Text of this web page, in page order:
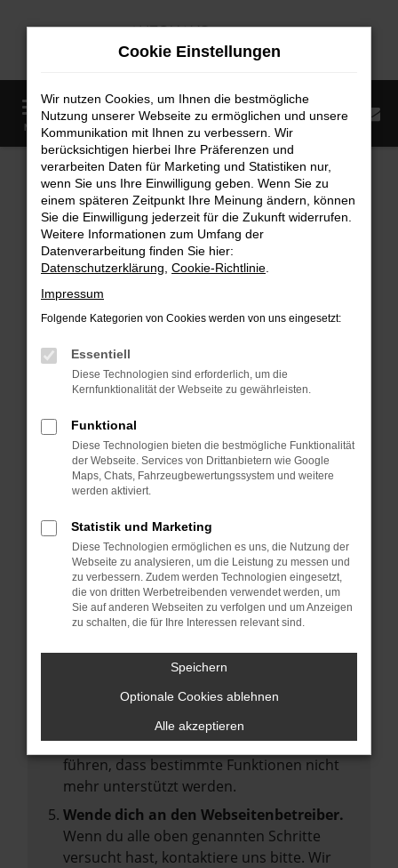
Zum
MENÜ
Startseite Fahrzeugangebote Fahrzeugmarkt
Fahrzeugmarkt
Fehler: Network Error
Beim Laden ist ein Fehler aufgetreten.
Hier sind ein paar Tipps, die dir helfen können:
Überprüfe deine Firewall und deine
Internetverbindung.
deine Suchmaschine?
Prüfe deine Browsererweiterungen.
Manche Erweiterungen, wie Werbeblocker,
können das Laden bestimmter Seiten
anderen Browser oder in einem privaten
Fenster?
Starte dein Gerät neu.
Das kann manchmal helfen,
vorübergehende Probleme zu beheben.
Stelle sicher, dass dein Browser und dein
Betriebssystem auf dem neuesten Stand
Veraltete Software birgt nicht nur ein
Sicherheitsrisiko, sondern kann auch dazu
führen, dass bestimmte Funktionen nicht
mehr unterstützt werden.
Wende dich an den Webseitenbetreiber.
Wenn du alle oben genannten Schritte
versucht hast, kontaktiere uns bitte. Wir
Cookie Einstellungen
Wir nutzen Cookies, um Ihnen die bestmögliche
Nutzung unserer Webseite zu ermöglichen und unsere
Kommunikation mit Ihnen zu verbessern. Wir
berücksichtigen hierbei Ihre Präferenzen und
verarbeiten Daten für Marketing und Statistiken nur,
wenn Sie uns Ihre Einwilligung geben. Wenn Sie zu
einem späteren Zeitpunkt Ihre Meinung ändern, können
Sie die Einwilligung jederzeit für die Zukunft widerrufen.
Weitere Informationen zum Umfang der
Datenverarbeitung finden Sie hier:
Datenschutzerklärung Cookie-Richtlinie
Impressum
Folgende Kategorien von Cookies werden von uns eingesetzt:
Essentiell
Diese Technologien sind erforderlich, um die
Kernfunktionalität der Webseite zu gewährleisten.
Funktional
Diese Technologien bieten die bestmögliche Funktionalität
der Webseite. Services von Drittanbietern wie Google
Maps, Chats, Fahrzeugbewertungssystem und weitere
werden aktiviert.
Statistik und Marketing
Diese Technologien ermöglichen es uns, die Nutzung der
Webseite zu analysieren, um die Leistung zu messen und
zu verbessern. Zudem werden Technologien eingesetzt,
die von dritten Werbetreibenden verwendet werden, um
Sie auf anderen Webseiten zu verfolgen und um Anzeigen
zu schalten, die für Ihre Interessen relevant sind.
Speichern
Optionale Cookies ablehnen
Alle akzeptieren